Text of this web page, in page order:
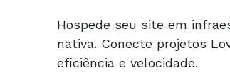
Hospede seu site em
nativa. Conecte projetos
eficiência e velocidade.